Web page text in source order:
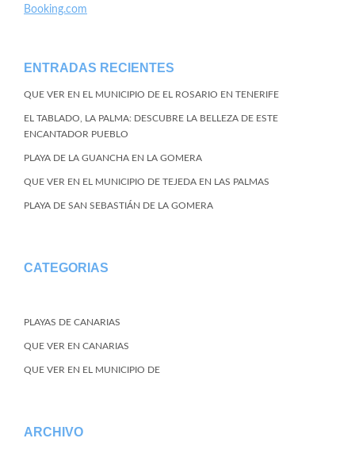
Booking.com
ENTRADAS RECIENTES
QUE VER EN EL MUNICIPIO DE EL ROSARIO EN TENERIFE
EL TABLADO, LA PALMA: DESCUBRE LA BELLEZA DE ESTE
ENCANTADOR PUEBLO
PLAYA DE LA GUANCHA EN LA GOMERA
QUE VER EN EL MUNICIPIO DE TEJEDA EN LAS PALMAS
PLAYA DE SAN SEBASTIÁN DE LA GOMERA
CATEGORIAS
PLAYAS DE CANARIAS
QUE VER EN CANARIAS
QUE VER EN EL MUNICIPIO DE
ARCHIVO